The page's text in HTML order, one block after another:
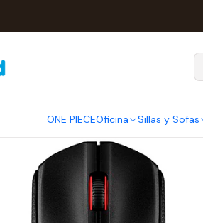
ONE PIECEOficina Sillas y Sofas
Periféricos y